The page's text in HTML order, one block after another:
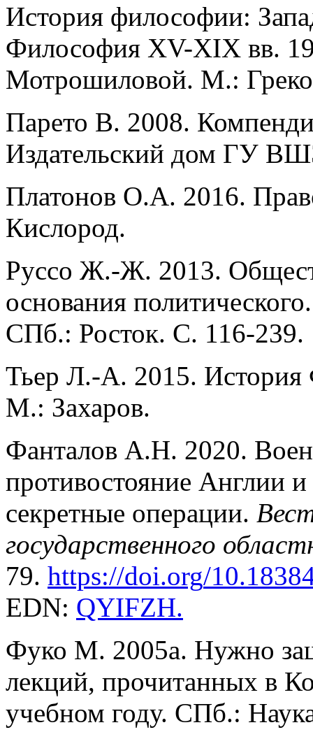
История философии:
Философия XV-XIX вв.
Мотрошиловой. М.:
Парето В. 2008.
Издательский дом ГУ
Платонов О.А. 2016.
Кислород.
Руссо Ж.-Ж. 2013.
основания
СПб.: Росток. С. 116-239.
Тьер Л.-А. 2015. История
М.: Захаров.
Фанталов А.Н. 2020.
противостояние Англии
секретные операции.
государственного
79. https://doi.org/
EDN: QYIFZH.
Фуко М. 2005а. Нужно
лекций, прочитанных в
учебном году. СПб.: